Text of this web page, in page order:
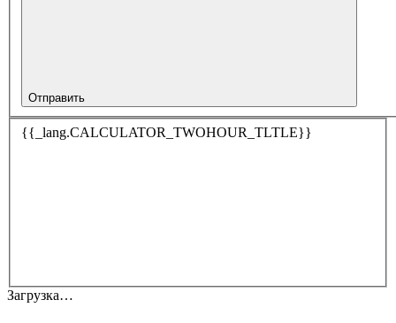
Отправить
{{_lang.CALCULATOR_TWOHOUR_TLTLE}}
Загрузка…